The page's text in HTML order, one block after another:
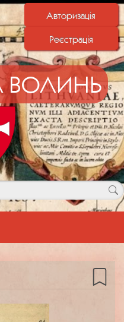
Авторизація
Реєстрація
ВОЛИНЬ